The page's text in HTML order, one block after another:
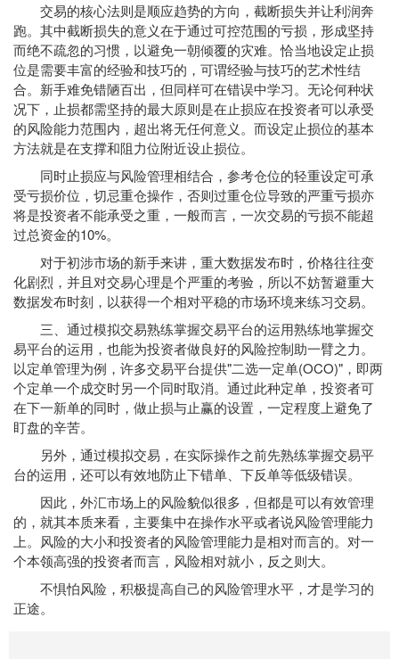
交易的核心法则是顺应趋势的方向，截断损失并让利润奔
跑。其中截断损失的意义在于通过可控范围的亏损，形成坚持
而绝不疏忽的习惯，以避免一朝倾覆的灾难。恰当地设定止损
位是需要丰富的经验和技巧的，可谓经验与技巧的艺术性结
合。新手难免错陋百出，但同样可在错误中学习。无论何种状
况下，止损都需坚持的最大原则是在止损应在投资者可以承受
的风险能力范围内，超出将无任何意义。而设定止损位的基本
方法就是在支撑和阻力位附近设止损位。
同时止损应与风险管理相结合，参考仓位的轻重设定可承
受亏损价位，切忌重仓操作，否则过重仓位导致的严重亏损亦
将是投资者不能承受之重，一般而言，一次交易的亏损不能超
过总资金的10%。
对于初涉市场的新手来讲，重大数据发布时，价格往往变
化剧烈，并且对交易心理是个严重的考验，所以不妨暂避重大
数据发布时刻，以获得一个相对平稳的市场环境来练习交易。
三、通过模拟交易熟练掌握交易平台的运用熟练地掌握交
易平台的运用，也能为投资者做良好的风险控制助一臂之力。
以定单管理为例，许多交易平台提供"二选一定单(OCO)"，即两
个定单一个成交时另一个同时取消。通过此种定单，投资者可
在下一新单的同时，做止损与止赢的设置，一定程度上避免了
盯盘的辛苦。
另外，通过模拟交易，在实际操作之前先熟练掌握交易平
台的运用，还可以有效地防止下错单、下反单等低级错误。
因此，外汇市场上的风险貌似很多，但都是可以有效管理
的，就其本质来看，主要集中在操作水平或者说风险管理能力
上。风险的大小和投资者的风险管理能力是相对而言的。对一
个本领高强的投资者而言，风险相对就小，反之则大。
不惧怕风险，积极提高自己的风险管理水平，才是学习的
正途。